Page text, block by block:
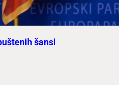
šansi